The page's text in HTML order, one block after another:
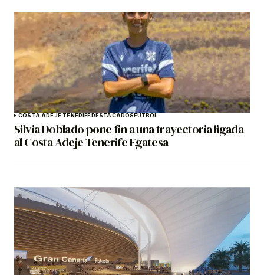
COSTA ADEJE TENERIFEDESTACADOSFÚTBOL
Silvia Doblado pone fin a una trayectoria ligada
al Costa Adeje Tenerife Egatesa